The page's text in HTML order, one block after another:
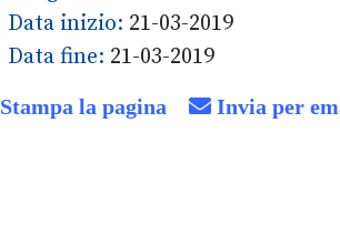
Data inizio: 21-03-2019
Data fine: 21-03-2019
Stampa la pagina Invia per